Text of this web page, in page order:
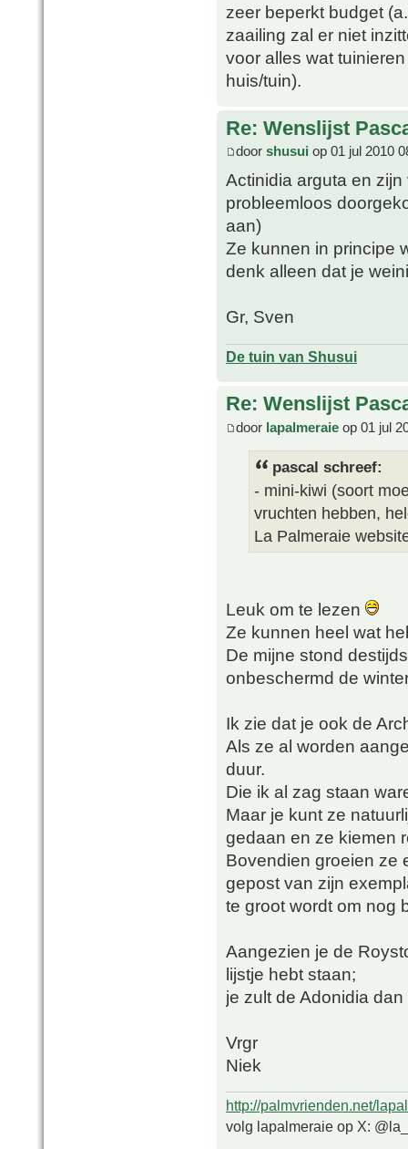
zeer beperkt budget
zaailing zal er niet
voor alles wat
huis/tuin).
Re: Wenslijst
door shusui op 01 jul 2010
Actinidia arguta en
probleemloos
aan)
Ze kunnen in principe
denk alleen dat je
Gr, Sven
De tuin van Shusui
Re: Wenslijst
door lapalmeraie op 01 jul
pascal schreef:
- mini-kiwi (soort
vruchten hebben,
La Palmeraie
Leuk om te lezen
Ze kunnen heel wat
De mijne stond
onbeschermd de
Ik zie dat je ook de
Als ze al worden
duur.
Die ik al zag staan
Maar je kunt ze
gedaan en ze kiemen
Bovendien groeien ze
gepost van zijn
te groot wordt om nog
Aangezien je de
lijstje hebt staan;
je zult de Adonidia
Vrgr
Niek
http://palmvrienden.net/
volg lapalmeraie op X: